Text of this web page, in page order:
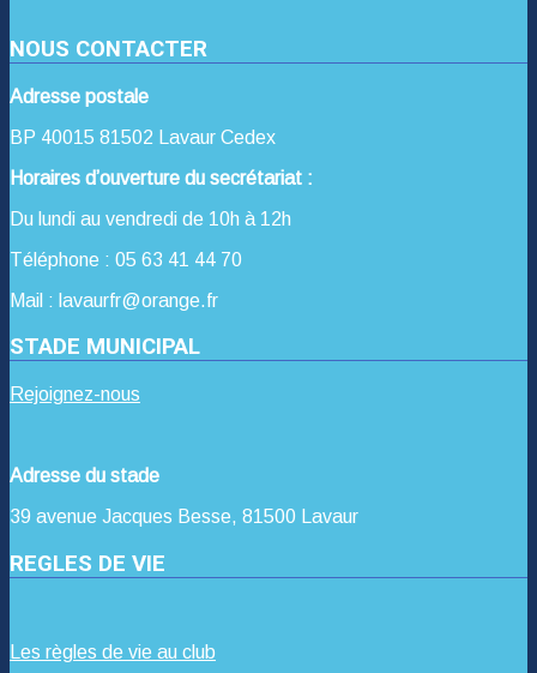
NOUS CONTACTER
Adresse postale
BP 40015 81502 Lavaur Cedex
Horaires d’ouverture du secrétariat :
Du lundi au vendredi de 10h à 12h
Téléphone : 05 63 41 44 70
Mail : lavaurfr@orange.fr
STADE MUNICIPAL
Rejoignez-nous
Adresse du stade
39 avenue Jacques Besse, 81500 Lavaur
REGLES DE VIE
Les règles de vie au club